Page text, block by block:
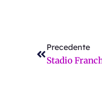
Precedente